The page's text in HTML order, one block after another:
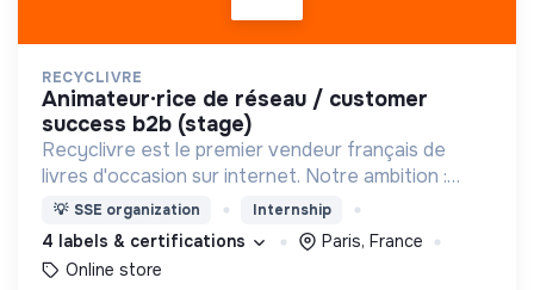
RECYCLIVRE
animateur·rice de réseau / customer
success b2b (stage)
Recyclivre est le premier vendeur français de
livres d'occasion sur internet. Notre ambition :
avoir un impact favorable sur l'homme et son
environnement.
💡 SSE organization Internship
4 labels & certifications
Paris, France
Online store